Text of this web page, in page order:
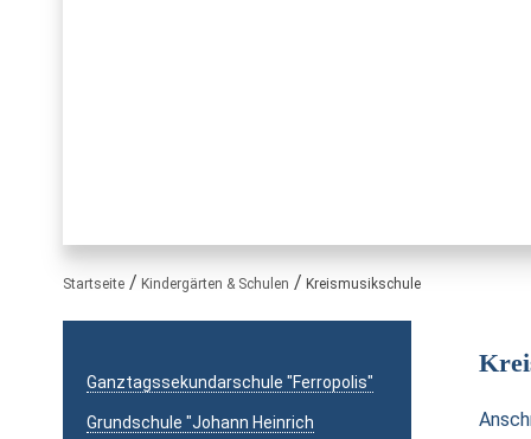
Sie sind hier:
Startseite Kindergärten & Schulen Kreismusikschule
Ganztagssekundarschule "Ferropolis"
Grundschule "Johann Heinrich